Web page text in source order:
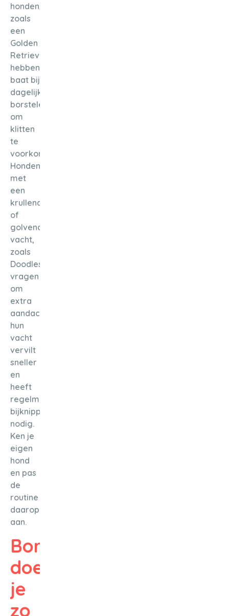
honden,
zoals
een
Golden
Retriever,
hebben
baat bij
dagelijks
borstelen
om
klitten
te
voorkomen.
Honden
met
een
krullende
of
golvende
vacht,
zoals
Doodles,
vragen
om
extra
aandacht:
hun
vacht
vervilt
sneller
en
heeft
regelmatig
bijknippen
nodig.
Ken je
eigen
hond
en pas
de
routine
daarop
aan.
Borstelen
doe
je
zo